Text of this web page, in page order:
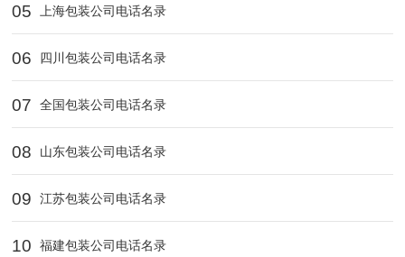
05 上海包装公司电话名录
06 四川包装公司电话名录
07 全国包装公司电话名录
08 山东包装公司电话名录
09 江苏包装公司电话名录
10 福建包装公司电话名录